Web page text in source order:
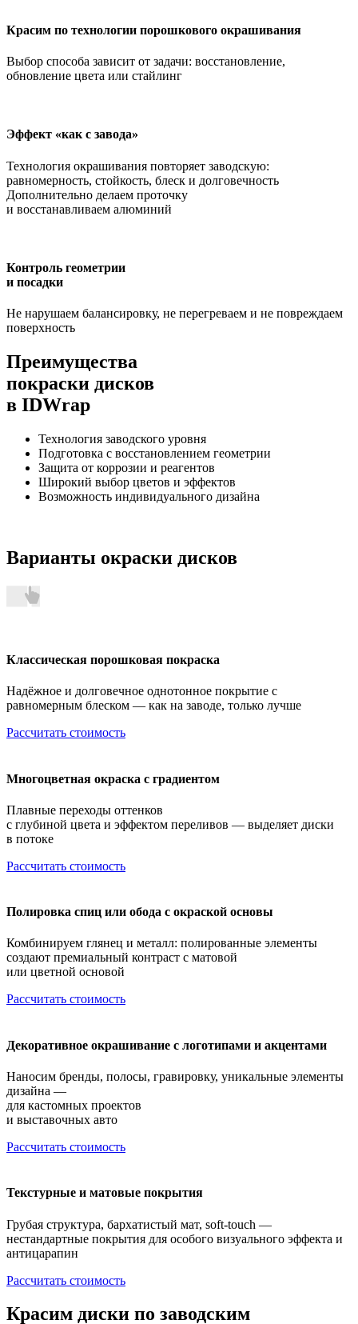
Красим по технологии порошкового окрашивания
Выбор способа зависит от задачи: восстановление,
обновление цвета или стайлинг
Эффект «как с завода»
Технология окрашивания повторяет заводскую:
равномерность, стойкость, блеск и долговечность
Дополнительно делаем проточку
и восстанавливаем алюминий
Контроль геометрии
и посадки
Не нарушаем балансировку, не перегреваем и не повреждаем
поверхность
Преимущества
покраски дисков
в IDWrap
Технология заводского уровня
Подготовка с восстановлением геометрии
Защита от коррозии и реагентов
Широкий выбор цветов и эффектов
Возможность индивидуального дизайна
Варианты окраски дисков
Классическая порошковая покраска
Надёжное и долговечное однотонное покрытие с
равномерным блеском — как на заводе, только лучше
Рассчитать стоимость
Многоцветная окраска с градиентом
Плавные переходы оттенков
с глубиной цвета и эффектом переливов — выделяет диски
в потоке
Рассчитать стоимость
Полировка спиц или обода с окраской основы
Комбинируем глянец и металл: полированные элементы
создают премиальный контраст с матовой
или цветной основой
Рассчитать стоимость
Декоративное окрашивание с логотипами и акцентами
Наносим бренды, полосы, гравировку, уникальные элементы
дизайна —
для кастомных проектов
и выставочных авто
Рассчитать стоимость
Текстурные и матовые покрытия
Грубая структура, бархатистый мат, soft-touch —
нестандартные покрытия для особого визуального эффекта и
антицарапин
Рассчитать стоимость
Красим диски по заводским